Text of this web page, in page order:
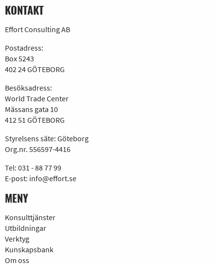
KONTAKT
Effort Consulting AB
Postadress:
Box 5243
402 24 GÖTEBORG
Besöksadress:
World Trade Center
Mässans gata 10
412 51 GÖTEBORG
Styrelsens säte: Göteborg
Org.nr. 556597-4416
Tel: 031 - 88 77 99
E-post: info@effort.se
MENY
Konsulttjänster
Utbildningar
Verktyg
Kunskapsbank
Om oss